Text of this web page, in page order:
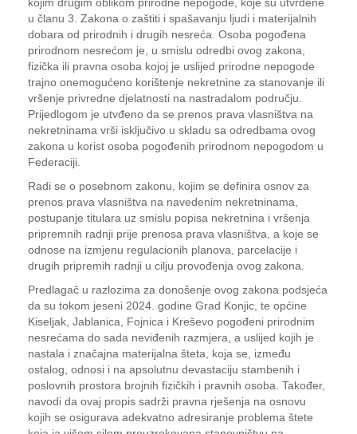
u članu 3. Zakona o zaštiti i spašavanju ljudi i materijalnih
dobara od prirodnih i drugih nesreća. Osoba pogođena
prirodnom nesrećom je, u smislu odredbi ovog zakona,
fizička ili pravna osoba kojoj je uslijed prirodne nepogode
trajno onemogućeno korištenje nekretnine za stanovanje ili
vršenje privredne djelatnosti na nastradalom području.
Prijedlogom je utvđeno da se prenos prava vlasništva na
nekretninama vrši isključivo u skladu sa odredbama ovog
zakona u korist osoba pogođenih prirodnom nepogodom u
Federaciji.
Radi se o posebnom zakonu, kojim se definira osnov za
prenos prava vlasništva na navedenim nekretninama,
postupanje titulara uz smislu popisa nekretnina i vršenja
pripremnih radnji prije prenosa prava vlasništva, a koje se
odnose na izmjenu regulacionih planova, parcelacije i
drugih pripremih radnji u cilju provođenja ovog zakona.
Predlagač u razlozima za donošenje ovog zakona podsjeća
da su tokom jeseni 2024. godine Grad Konjic, te općine
Kiseljak, Jablanica, Fojnica i Kreševo pogođeni prirodnim
nesrećama do sada neviđenih razmjera, a uslijed kojih je
nastala i značajna materijalna šteta, koja se, između
ostalog, odnosi i na apsolutnu devastaciju stambenih i
poslovnih prostora brojnih fizičkih i pravnih osoba. Također,
navodi da ovaj propis sadrži pravna rješenja na osnovu
kojih se osigurava adekvatno adresiranje problema štete